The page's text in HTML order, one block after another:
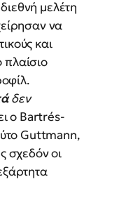
μελέτη
να
και
πλαίσιο
δεν
ο Bartrés-
Guttmann,
σχεδόν οι